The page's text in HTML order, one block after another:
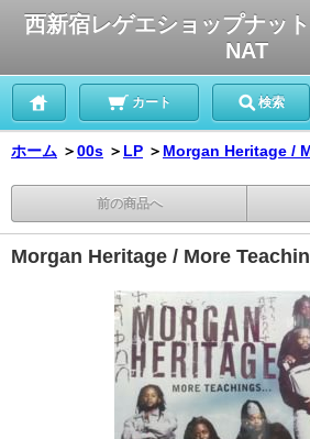
西新宿レゲエショップナッ
NAT
カート 検索
ホーム ＞00s ＞ LP ＞ Morgan Heritage /
前の商品へ
Morgan Heritage / More